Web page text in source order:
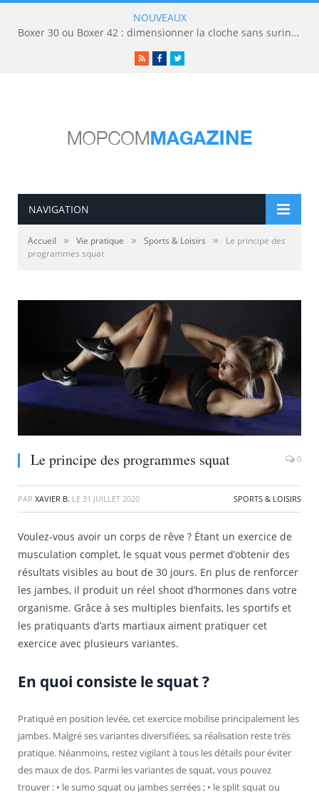
NOUVEAUX
Boxer 30 ou Boxer 42 : dimensionner la cloche sans surinvestir
RSSFacebookTwitter
NAVIGATION
Accueil » Vie pratique » Sports & Loisirs »
Le principe des
programmes squat
Le principe des programmes squat 0
PAR XAVIER B. LE 31 JUILLET 2020 SPORTS & LOISIRS
Voulez-vous avoir un corps de rêve ? Étant un exercice de
musculation complet, le squat vous permet d’obtenir des
résultats visibles au bout de 30 jours. En plus de renforcer
les jambes, il produit un réel shoot d’hormones dans votre
organisme. Grâce à ses multiples bienfaits, les sportifs et
les pratiquants d’arts martiaux aiment pratiquer cet
exercice avec plusieurs variantes.
En quoi consiste le squat ?
Pratiqué en position levée, cet exercice mobilise principalement les
jambes. Malgré ses variantes diversifiées, sa réalisation reste très
pratique. Néanmoins, restez vigilant à tous les détails pour éviter
des maux de dos. Parmi les variantes de squat, vous pouvez
trouver : • le sumo squat ou jambes serrées ; • le split squat ou